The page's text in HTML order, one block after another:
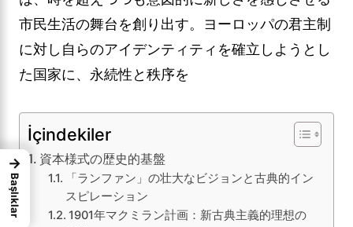
市民生活の舞台を創り出す。ヨーロッパの君主制
に対し自らのアイデンティティを確立しようとし
た国家に、永続性と秩序を
İçindekiler
資本様式の歴史的基盤
「ランファン」の壮大なビジョンと古典的イン
スピレーション
1901年マクミラン計画：新古典主義的理想の
→
Başlıklar